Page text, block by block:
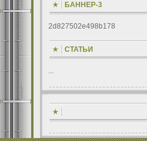
БАННЕР-3
2d827502e498b178
СТАТЬИ
...